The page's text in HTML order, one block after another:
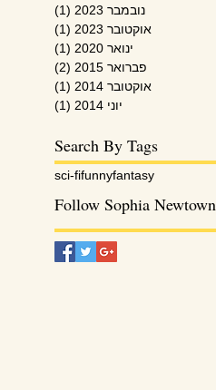
נובמבר 2023
(1)
אוקטובר 2023
(1)
ינואר 2020
(1)
פברואר 2015
(2)
אוקטובר 2014
(1)
יוני 2014
(1)
Search By Tags
fantasy
funny
sci-fi
Follow Sophia Newtown